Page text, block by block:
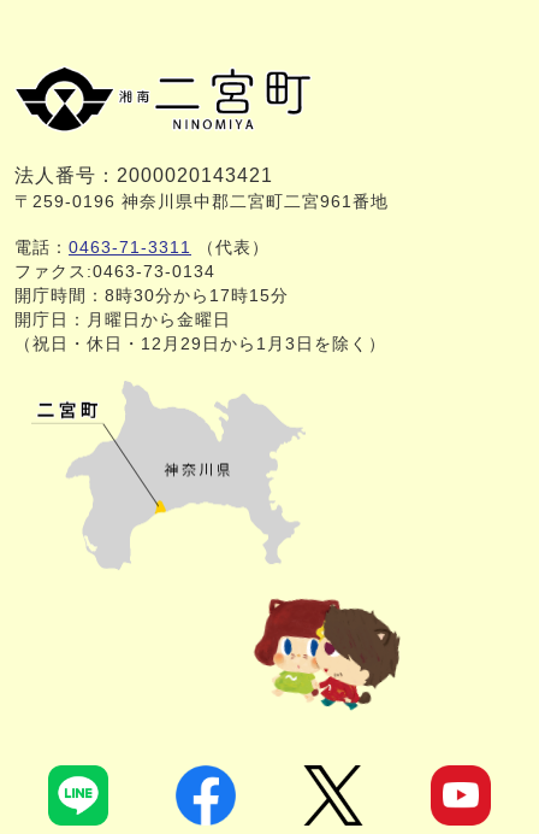
法人番号：2000020143421
〒259-0196 神奈川県中郡二宮町二宮961番地
電話： 0463-71-3311
（代表）
ファクス:0463-73-0134
開庁時間：8時30分から17時15分
開庁日：月曜日から金曜日
（祝日・休日・12月29日から1月3日を除く）